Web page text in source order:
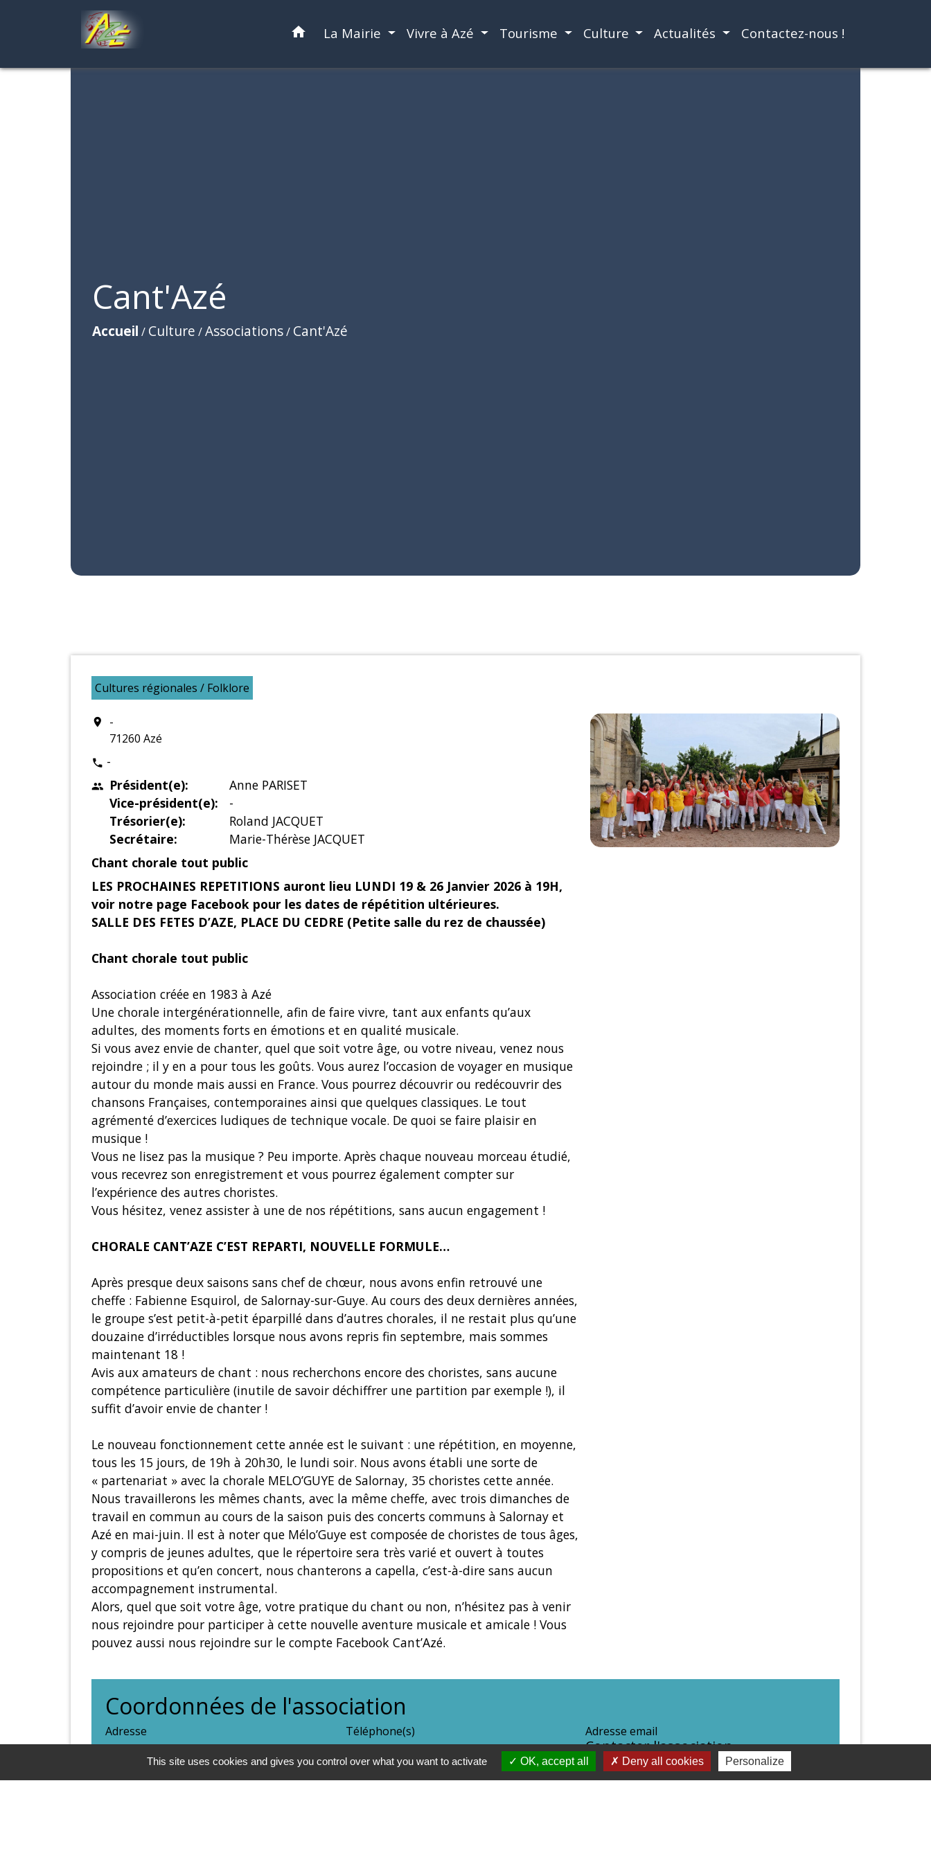
home La Mairie Vivre à Azé Tourisme Culture Actualités Contactez-nous !
Cant'Azé
Accueil / Culture /Associations/ Cant'Azé
Cultures régionales / Folklore
location_on
-
71260 Azé
phone -
people
Président(e):
Vice-président(e):
Trésorier(e):
Secrétaire:
Anne PARISET
-
Roland JACQUET
Marie-Thérèse JACQUET
Chant chorale tout public
LES PROCHAINES REPETITIONS auront lieu LUNDI 19 & 26 Janvier 2026 à 19H,
voir notre page Facebook pour les dates de répétition ultérieures.
SALLE DES FETES D’AZE, PLACE DU CEDRE (Petite salle du rez de chaussée)
Chant chorale tout public
Association créée en 1983 à Azé
Une chorale intergénérationnelle, afin de faire vivre, tant aux enfants qu’aux
adultes, des moments forts en émotions et en qualité musicale.
Si vous avez envie de chanter, quel que soit votre âge, ou votre niveau, venez nous
rejoindre ; il y en a pour tous les goûts. Vous aurez l’occasion de voyager en musique
autour du monde mais aussi en France. Vous pourrez découvrir ou redécouvrir des
chansons Françaises, contemporaines ainsi que quelques classiques. Le tout
agrémenté d’exercices ludiques de technique vocale. De quoi se faire plaisir en
musique !
Vous ne lisez pas la musique ? Peu importe. Après chaque nouveau morceau étudié,
vous recevrez son enregistrement et vous pourrez également compter sur
l’expérience des autres choristes.
Vous hésitez, venez assister à une de nos répétitions, sans aucun engagement !
CHORALE CANT’AZE C’EST REPARTI, NOUVELLE FORMULE…
Après presque deux saisons sans chef de chœur, nous avons enfin retrouvé une
cheffe : Fabienne Esquirol, de Salornay-sur-Guye. Au cours des deux dernières années,
le groupe s’est petit-à-petit éparpillé dans d’autres chorales, il ne restait plus qu’une
douzaine d’irréductibles lorsque nous avons repris fin septembre, mais sommes
maintenant 18 !
Avis aux amateurs de chant : nous recherchons encore des choristes, sans aucune
compétence particulière (inutile de savoir déchiffrer une partition par exemple !), il
suffit d’avoir envie de chanter !
Le nouveau fonctionnement cette année est le suivant : une répétition, en moyenne,
tous les 15 jours, de 19h à 20h30, le lundi soir. Nous avons établi une sorte de
« partenariat » avec la chorale MELO’GUYE de Salornay, 35 choristes cette année.
Nous travaillerons les mêmes chants, avec la même cheffe, avec trois dimanches de
travail en commun au cours de la saison puis des concerts communs à Salornay et
Azé en mai-juin. Il est à noter que Mélo’Guye est composée de choristes de tous âges,
y compris de jeunes adultes, que le répertoire sera très varié et ouvert à toutes
propositions et qu’en concert, nous chanterons a capella, c’est-à-dire sans aucun
accompagnement instrumental.
Alors, quel que soit votre âge, votre pratique du chant ou non, n’hésitez pas à venir
nous rejoindre pour participer à cette nouvelle aventure musicale et amicale ! Vous
pouvez aussi nous rejoindre sur le compte Facebook Cant’Azé.
Coordonnées de l'association
Adresse
-
71260 Azé
Téléphone(s)
-
Adresse email
Contacter l'association
Site Internet Réseaux sociaux
This site uses cookies and gives you control over what you want to activate OK, accept all Deny all cookies Personalize